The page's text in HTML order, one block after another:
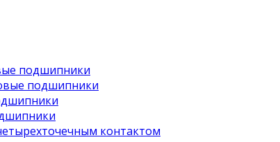
подшипники
подшипники
контактом